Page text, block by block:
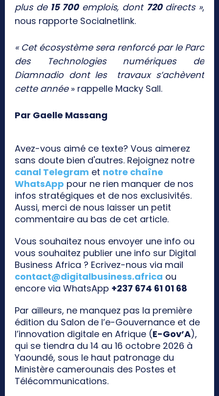
plus de15 700emplois, dont 720directs »,
nous rapporte Socialnetlink.
« Cet écosystème sera renforcé par le Parc
des Technologies numériques de
Diamnadio dont les travaux s’achèvent
cette année» rappelle Macky Sall.
Par Gaelle Massang
Avez-vous aimé ce texte? Vous aimerez
sans doute bien d'autres. Rejoignez notre
canal Telegram et notre chaîne
WhatsApp pour ne rien manquer de nos
infos stratégiques et de nos exclusivités.
Aussi, merci de nous laisser un petit
commentaire au bas de cet article.
Vous souhaitez nous envoyer une info ou
vous souhaitez publier une info sur Digital
Business Africa ? Ecrivez-nous via mail
contact@digitalbusiness.africa ou
encore via WhatsApp +237 674 61 01 68
Par ailleurs, ne manquez pas la première
édition du Salon de l’e-Gouvernance et de
l’innovation digitale en Afrique (E-Gov’A),
qui se tiendra du 14 au 16 octobre 2026 à
Yaoundé, sous le haut patronage du
Ministère camerounais des Postes et
Télécommunications.